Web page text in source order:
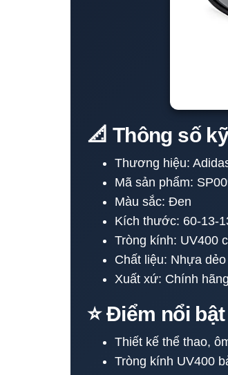
📐 Thông số
Thương hiệu:
Mã sản phẩm:
Màu sắc: Đen
Kích thước: 60-13-
Tròng kính: UV400
Chất liệu: Nhựa
Xuất xứ: Chính hãng
⭐ Điểm nổi bật
Thiết kế thể thao,
Tròng kính UV400